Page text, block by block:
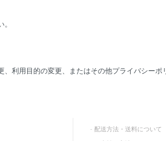
利用目的の変更、またはその他プライバシー
配送方法・送料について